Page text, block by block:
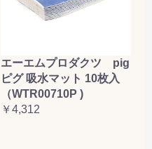
エーエムプロダクツ pig
ピグ 吸水マット 10枚入
（WTR00710P )
￥4,312